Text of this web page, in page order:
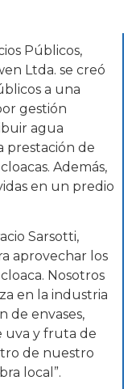
Públicos,
Ltda. se creó
a una
gestión
agua
prestación de
Además,
en un predio
Sarsotti,
aprovechar los
Nosotros
en la industria
de envases,
uva y fruta de
de nuestro
local”.